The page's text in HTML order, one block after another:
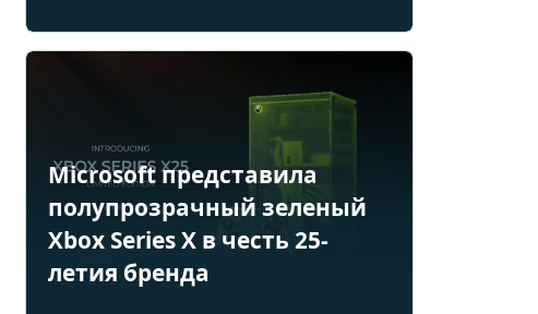
Microsoft представила
полупрозрачный зеленый
Xbox Series X в честь 25-
летия бренда